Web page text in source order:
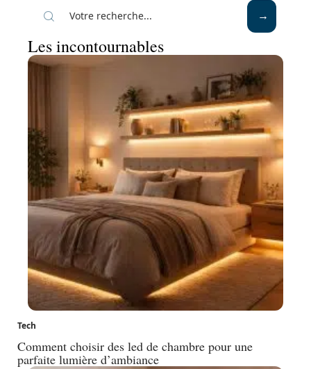
Les incontournables
Tech
Comment choisir des led de chambre pour une
parfaite lumière d’ambiance